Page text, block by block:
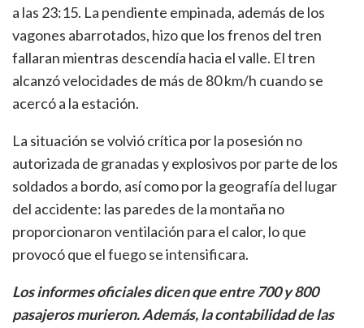
a las 23:15. La pendiente empinada, además de los
vagones abarrotados, hizo que los frenos del tren
fallaran mientras descendía hacia el valle. El tren
alcanzó velocidades de más de 80 km/h cuando se
acercó a la estación.
La situación se volvió crítica por la posesión no
autorizada de granadas y explosivos por parte de los
soldados a bordo, así como por la geografía del lugar
del accidente: las paredes de la montaña no
proporcionaron ventilación para el calor, lo que
provocó que el fuego se intensificara.
Los informes oficiales dicen que entre 700 y 800
pasajeros murieron. Además, la contabilidad de las